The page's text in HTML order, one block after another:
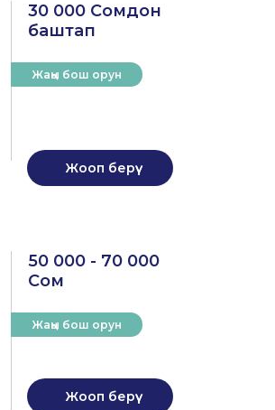
30 000 Сомдон
баштап
Жаңы бош орун
Жооп берүү
50 000 - 70 000
Сом
Жаңы бош орун
Жооп берүү